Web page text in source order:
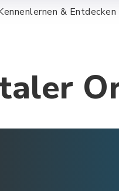
& Entdecken